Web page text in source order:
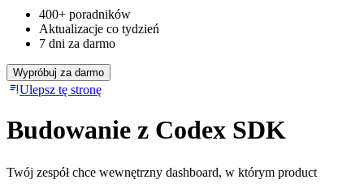
400+ poradników
Aktualizacje co tydzień
7 dni za darmo
Wypróbuj za darmo
Ulepsz tę stronę
Budowanie z Codex SDK
Twój zespół chce wewnętrzny dashboard, w którym product